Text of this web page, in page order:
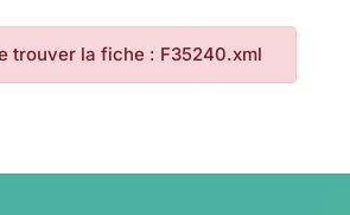
trouver la fiche : F35240.xml